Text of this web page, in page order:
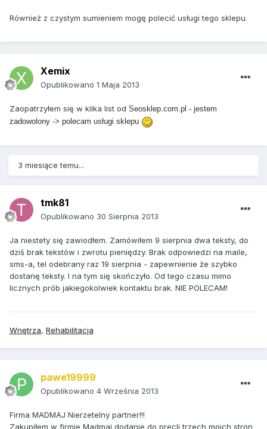
Również z czystym sumieniem mogę polecić usługi tego sklepu.
Xemix
Opublikowano 1 Maja 2013
Zaopatrzyłem się w kilka list od Seosklep.com.pl - jestem
zadowolony -> polecam usługi sklepu
3 miesiące temu...
tmk81
Opublikowano 30 Sierpnia 2013
Ja niestety się zawiodłem. Zamówiłem 9 sierpnia dwa teksty, do
dziś brak tekstów i zwrotu pieniędzy. Brak odpowiedzi na maile,
sms-a, tel odebrany raz 19 sierpnia - zapewnienie że szybko
dostanę teksty. I na tym się skończyło. Od tego czasu mimo
licznych prób jakiegokolwiek kontaktu brak. NIE POLECAM!
Wnętrza, Rehabilitacja
pawe19999
Opublikowano 4 Września 2013
Firma MADMAJ Nierzetelny partner!!!
Zakupiłem w firmie Madmaj dodanie do precli trzech moich stron